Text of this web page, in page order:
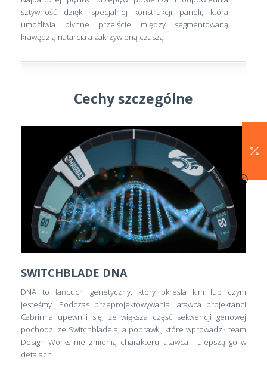
sztywność dzięki specjalnej konstrukcji paneli, która
umożliwia płynne przejście między segmentowaną
krawędzią natarcia a zakrzywioną czaszą
Cechy szczególne
SWITCHBLADE DNA
DNA to łańcuch genetyczny, który określa kim lub czym
jesteśmy. Podczas przeprojektowywania latawca projektanci
Cabrinha upewnili się, że większa część sekwencji genowej
pochodzi ze Switchblade'a, a poprawki, które wprowadził team
Design Works nie zmienią charakteru latawca i ulepszą go w
detalach.